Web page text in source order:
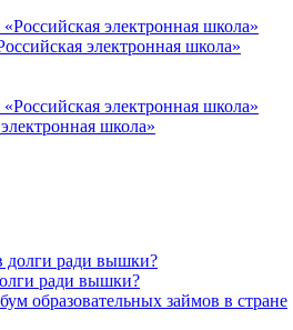
электронная школа»
школа»
ради вышки?
образовательных займов в стране